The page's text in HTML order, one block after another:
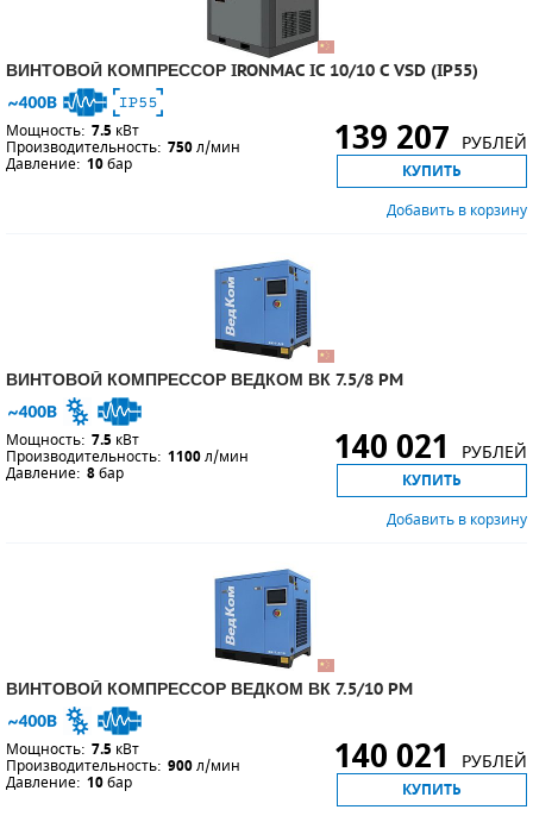
ВИНТОВОЙ КОМПРЕССОР IRONMAC IC 10/10 C VSD (IP55)
Мощность: 7.5 кВт
Производительность: 750л/мин
Давление: 10бар
139 207 РУБЛЕЙ
КУПИТЬ
Добавить в корзину
ВИНТОВОЙ КОМПРЕССОР ВЕДКОМ ВК 7.5/8 PM
Мощность: 7.5 кВт
Производительность: 1100л/мин
Давление: 8бар
140 021 РУБЛЕЙ
КУПИТЬ
Добавить в корзину
ВИНТОВОЙ КОМПРЕССОР ВЕДКОМ ВК 7.5/10 PM
Мощность: 7.5 кВт
Производительность: 900л/мин
Давление: 10бар
140 021 РУБЛЕЙ
КУПИТЬ